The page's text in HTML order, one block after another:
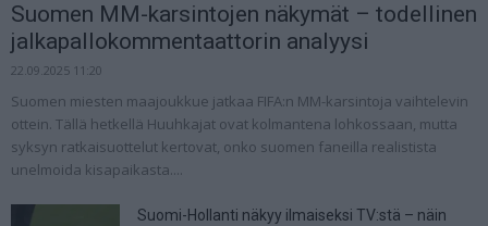
Suomen MM-karsintojen näkymät – todellinen
jalkapallokommentaattorin analyysi
22.09.2025 11:20
Suomen miesten maajoukkue jatkaa FIFA:n MM-karsintoja vaihtelevin
ottein. Tällä hetkellä Huuhkajat ovat kolmantena lohkossaan, mutta
syksyn ratkaisuottelut kertovat, onko suomen faneilla realistista
unelmoida kisapaikasta....
Suomi-Hollanti näkyy ilmaiseksi TV:stä – näin